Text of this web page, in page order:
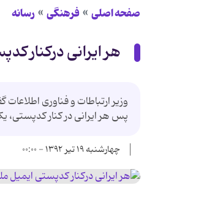
صفحه اصلی فرهنگی رسانه
هر ایرانی درکنار
وزیر ارتباطات و فناوری
پس هر ایرانی در کنار
چهارشنبه ۱۹ تیر ۱۳۹۲ - ۰۰:۰۰